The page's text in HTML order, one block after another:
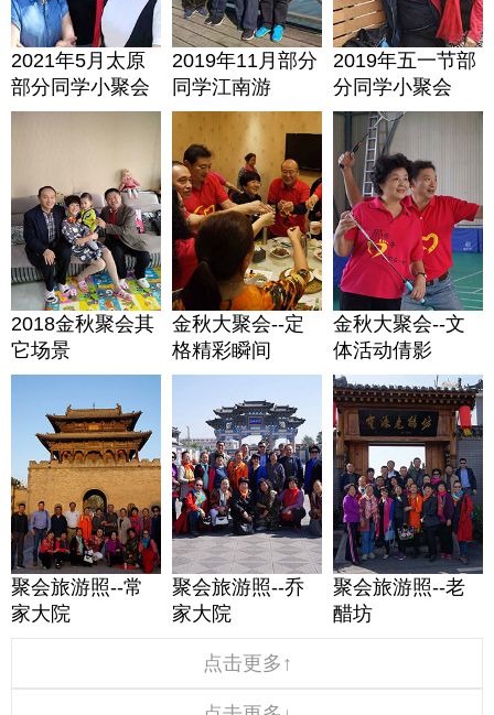
2021年5月太原
部分同学小聚会
2019年11月部分
同学江南游
2019年五一节部
分同学小聚会
2018金秋聚会其
它场景
金秋大聚会--定
格精彩瞬间
金秋大聚会--文
体活动倩影
聚会旅游照--常
家大院
聚会旅游照--乔
家大院
聚会旅游照--老
醋坊
点击更多↑